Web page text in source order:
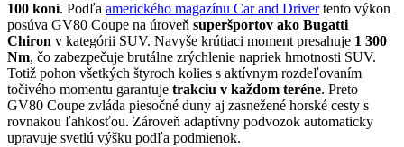
100 koní. Podľa amerického magazínu Car and Drivertento výkon
posúva GV80 Coupe na úroveň superšportov ako Bugatti
Chiron v kategórii SUV. Navyše krútiaci moment presahuje 1 300
Nm, čo zabezpečuje brutálne zrýchlenie napriek hmotnosti SUV.
Totiž pohon všetkých štyroch kolies s aktívnym rozdeľovaním
točivého momentu garantuje trakciu v každom teréne. Preto
GV80 Coupe zvláda piesočné duny aj zasnežené horské cesty s
rovnakou ľahkosťou. Zároveň adaptívny podvozok automaticky
upravuje svetlú výšku podľa podmienok.